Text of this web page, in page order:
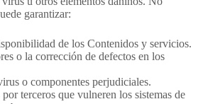
garantizar:
de los Contenidos y servicios.
o la corrección de defectos en los
o componentes perjudiciales.
terceros que vulneren los sistemas de